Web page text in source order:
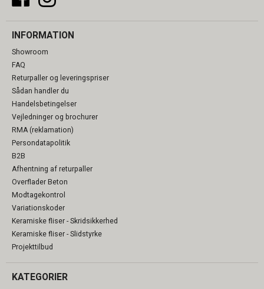
INFORMATION
Showroom
FAQ
Returpaller og leveringspriser
Sådan handler du
Handelsbetingelser
Vejledninger og brochurer
RMA (reklamation)
Persondatapolitik
B2B
Afhentning af returpaller
Overflader Beton
Modtagekontrol
Variationskoder
Keramiske fliser - Skridsikkerhed
Keramiske fliser - Slidstyrke
Projekttilbud
KATEGORIER